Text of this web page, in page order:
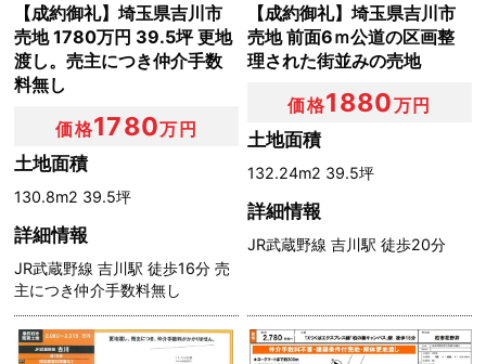
【成約御礼】埼玉県吉川市
売地 1780万円 39.5坪 更地
渡し。売主につき仲介手数
料無し
価格1780万円
土地面積
130.8m2 39.5坪
詳細情報
JR武蔵野線 吉川駅 徒歩16分 売
主につき仲介手数料無し
【成約御礼】埼玉県吉川市
売地 前面6ｍ公道の区画整
理された街並みの売地
価格1880万円
土地面積
132.24m2 39.5坪
詳細情報
JR武蔵野線 吉川駅 徒歩20分